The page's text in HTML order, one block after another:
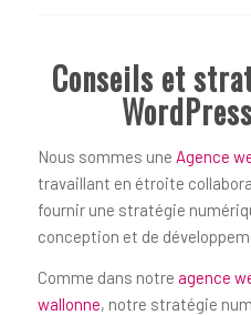
Conseils et
Nous sommes une Agence
travaillant en étroite
fournir une stratégie
conception et de
Comme dans notre agence
wallonne, notre stratégie